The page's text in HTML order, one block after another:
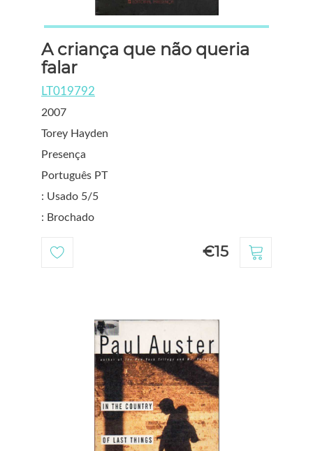
A criança que não queria
falar
LT019792
2007
Torey Hayden
Presença
Português PT
: Usado 5/5
: Brochado
€15